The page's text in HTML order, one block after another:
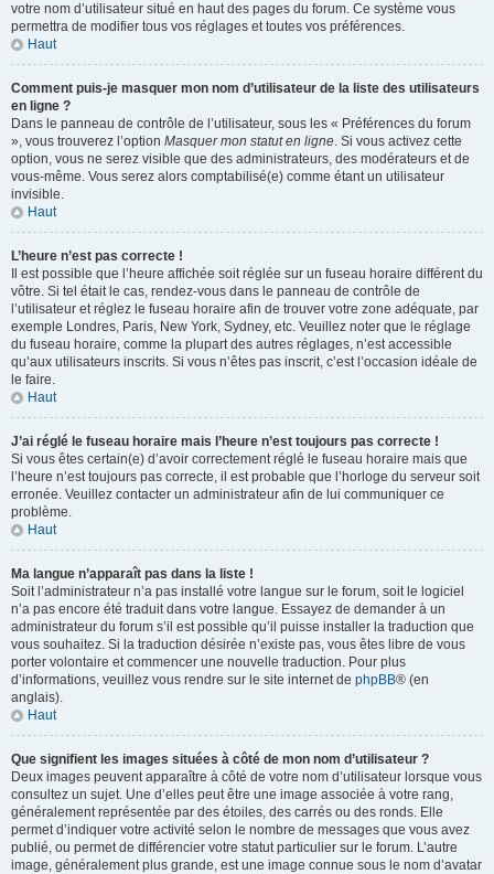
votre nom d’utilisateur situé en haut des pages du forum. Ce système vous
permettra de modifier tous vos réglages et toutes vos préférences.
Haut
Comment puis-je masquer mon nom d’utilisateur de la liste des utilisateurs
en ligne ?
Dans le panneau de contrôle de l’utilisateur, sous les « Préférences du forum
», vous trouverez l’option Masquer mon statut en ligne. Si vous activez cette
option, vous ne serez visible que des administrateurs, des modérateurs et de
vous-même. Vous serez alors comptabilisé(e) comme étant un utilisateur
invisible.
Haut
L’heure n’est pas correcte !
Il est possible que l’heure affichée soit réglée sur un fuseau horaire différent du
vôtre. Si tel était le cas, rendez-vous dans le panneau de contrôle de
l’utilisateur et réglez le fuseau horaire afin de trouver votre zone adéquate, par
exemple Londres, Paris, New York, Sydney, etc. Veuillez noter que le réglage
du fuseau horaire, comme la plupart des autres réglages, n’est accessible
qu’aux utilisateurs inscrits. Si vous n’êtes pas inscrit, c’est l’occasion idéale de
le faire.
Haut
J’ai réglé le fuseau horaire mais l’heure n’est toujours pas correcte !
Si vous êtes certain(e) d’avoir correctement réglé le fuseau horaire mais que
l’heure n’est toujours pas correcte, il est probable que l’horloge du serveur soit
erronée. Veuillez contacter un administrateur afin de lui communiquer ce
problème.
Haut
Ma langue n’apparaît pas dans la liste !
Soit l’administrateur n’a pas installé votre langue sur le forum, soit le logiciel
n’a pas encore été traduit dans votre langue. Essayez de demander à un
administrateur du forum s’il est possible qu’il puisse installer la traduction que
vous souhaitez. Si la traduction désirée n’existe pas, vous êtes libre de vous
porter volontaire et commencer une nouvelle traduction. Pour plus
d’informations, veuillez vous rendre sur le site internet de phpBB® (en
anglais).
Haut
Que signifient les images situées à côté de mon nom d’utilisateur ?
Deux images peuvent apparaître à côté de votre nom d’utilisateur lorsque vous
consultez un sujet. Une d’elles peut être une image associée à votre rang,
généralement représentée par des étoiles, des carrés ou des ronds. Elle
permet d’indiquer votre activité selon le nombre de messages que vous avez
publié, ou permet de différencier votre statut particulier sur le forum. L’autre
image, généralement plus grande, est une image connue sous le nom d’avatar